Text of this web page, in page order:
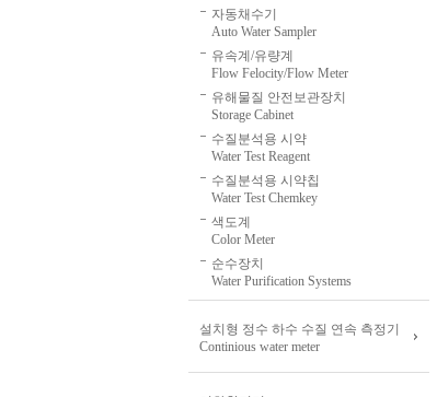
자동채수기
Auto Water Sampler
유속계/유량계
Flow Felocity/Flow Meter
유해물질 안전보관장치
Storage Cabinet
수질분석용 시약
Water Test Reagent
수질분석용 시약칩
Water Test Chemkey
색도계
Color Meter
순수장치
Water Purification Systems
설치형 정수 하수 수질 연속 측정기
Continious water meter